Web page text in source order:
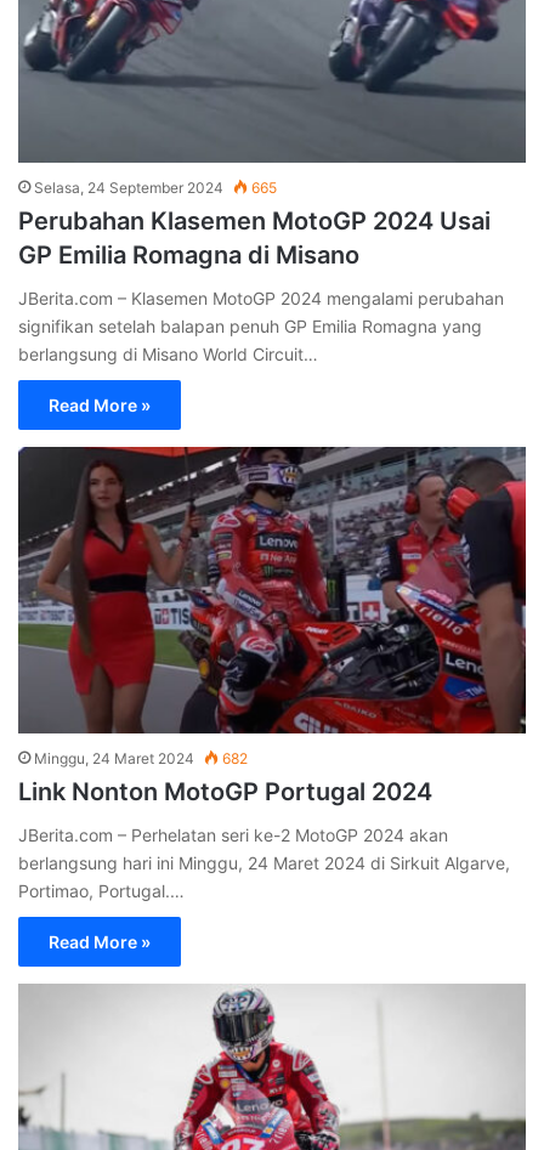
Selasa, 24 September 2024 665
Perubahan Klasemen MotoGP 2024 Usai
GP Emilia Romagna di Misano
JBerita.com – Klasemen MotoGP 2024 mengalami perubahan
signifikan setelah balapan penuh GP Emilia Romagna yang
berlangsung di Misano World Circuit…
Read More »
Minggu, 24 Maret 2024 682
Link Nonton MotoGP Portugal 2024
JBerita.com – Perhelatan seri ke-2 MotoGP 2024 akan
berlangsung hari ini Minggu, 24 Maret 2024 di Sirkuit Algarve,
Portimao, Portugal.…
Read More »